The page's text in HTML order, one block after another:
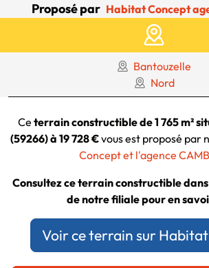
Proposé par Habitat Concept
Bantouzelle
Nord
Ce terrain constructible de 1 765 m²
(59266) à 19 728 €vous est proposé par
Concept et l'agence
Consultez ce terrain constructible
de notre filiale pour en
Voir ce terrain sur